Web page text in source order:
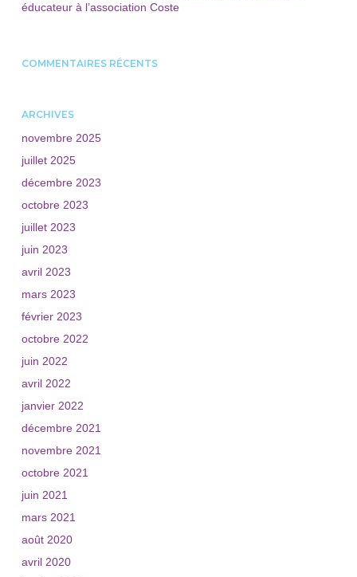
éducateur à l’association Coste
COMMENTAIRES RÉCENTS
ARCHIVES
novembre 2025
juillet 2025
décembre 2023
octobre 2023
juillet 2023
juin 2023
avril 2023
mars 2023
février 2023
octobre 2022
juin 2022
avril 2022
janvier 2022
décembre 2021
novembre 2021
octobre 2021
juin 2021
mars 2021
août 2020
avril 2020